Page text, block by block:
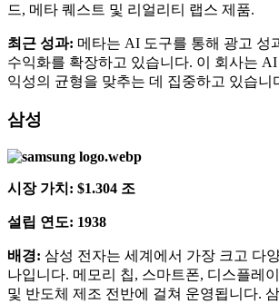
드, 메타 퀘스트 및 리얼리티 랩스 제품.
최근 성과: 메타는 AI 도구를 통해 광고 성
수익화를 확장하고 있습니다. 이 회사는
익성의 균형을 맞추는 데 집중하고 있습니
삼성
시장 가치: $1.304 조
설립 연도: 1938
배경: 삼성 전자는 세계에서 가장 크고 다
나입니다. 메모리 칩, 스마트폰, 디스플레
및 반도체 제조 전반에 걸쳐 운영됩니다.